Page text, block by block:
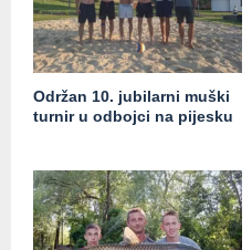
Održan 10. jubilarni muški
turnir u odbojci na pijesku